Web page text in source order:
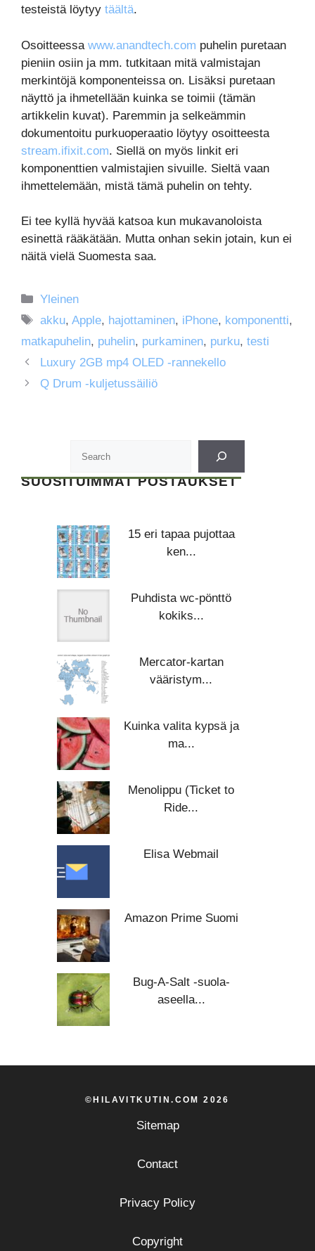
testeistä löytyy täältä.
Osoitteessa www.anandtech.com puhelin puretaan
pieniin osiin ja mm. tutkitaan mitä valmistajan
merkintöjä komponenteissa on. Lisäksi puretaan
näyttö ja ihmetellään kuinka se toimii (tämän
artikkelin kuvat). Paremmin ja selkeämmin
dokumentoitu purkuoperaatio löytyy osoitteesta
stream.ifixit.com. Siellä on myös linkit eri
komponenttien valmistajien sivuille. Sieltä vaan
ihmettelemään, mistä tämä puhelin on tehty.
Ei tee kyllä hyvää katsoa kun mukavanoloista
esinettä rääkätään. Mutta onhan sekin jotain, kun ei
näitä vielä Suomesta saa.
Kategoriat
Yleinen
Avainsanat
akku,Apple, hajottaminen, iPhone, komponentti,
matkapuhelin, puhelin, purkaminen, purku, testi
Luxury 2GB mp4 OLED -rannekello
Q Drum -kuljetussäiliö
SUOSITUIMMAT POSTAUKSET
15 eri tapaa pujottaa
ken...
Puhdista wc-pönttö
kokiks...
Mercator-kartan
vääristym...
Kuinka valita kypsä ja
ma...
Menolippu (Ticket to
Ride...
Elisa Webmail
Amazon Prime Suomi
Bug-A-Salt -suola-
aseella...
©HILAVITKUTIN.COM 2026
Sitemap
Contact
Privacy Policy
Copyright